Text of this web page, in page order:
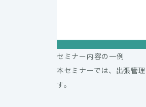
セミナー内容の一例
本セミナーでは、出張管
す。